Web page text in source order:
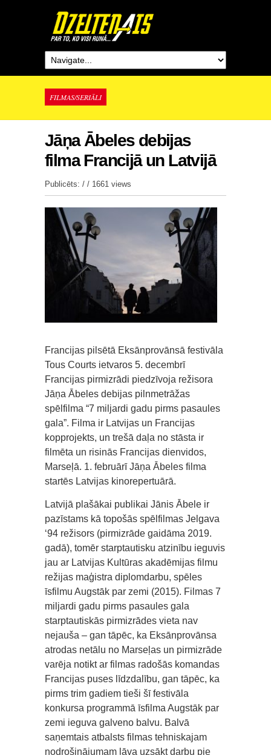
FILMAS/SERIĀLI
Jāņa Ābeles debijas
filma Francijā un Latvijā
Publicēts: / / 1661 views
Francijas pilsētā Eksānprovānsā festivāla
Tous Courts ietvaros 5. decembrī
Francijas pirmizrādi piedzīvoja režisora
Jāņa Ābeles debijas pilnmetrāžas
spēlfilma “7 miljardi gadu pirms pasaules
gala”. Filma ir Latvijas un Francijas
kopprojekts, un trešā daļa no stāsta ir
filmēta un risinās Francijas dienvidos,
Marseļā. 1. februārī Jāņa Ābeles filma
startēs Latvijas kinorepertuārā.
Latvijā plašākai publikai Jānis Ābele ir
pazīstams kā topošās spēlfilmas Jelgava
‘94 režisors (pirmizrāde gaidāma 2019.
gadā), tomēr starptautisku atzinību ieguvis
jau ar Latvijas Kultūras akadēmijas filmu
režijas maģistra diplomdarbu, spēles
īsfilmu Augstāk par zemi (2015). Filmas 7
miljardi gadu pirms pasaules gala
starptautiskās pirmizrādes vieta nav
nejauša – gan tāpēc, ka Eksānprovānsa
atrodas netālu no Marseļas un pirmizrāde
varēja notikt ar filmas radošās komandas
Francijas puses līdzdalību, gan tāpēc, ka
pirms trim gadiem tieši šī festivāla
konkursa programmā īsfilma Augstāk par
zemi ieguva galveno balvu. Balvā
saņemtais atbalsts filmas tehniskajam
nodrošinājumam ļāva uzsākt darbu pie